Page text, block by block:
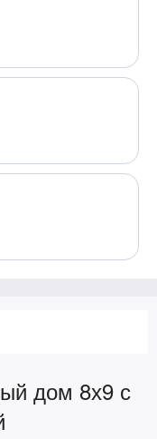
дом 8х9 с